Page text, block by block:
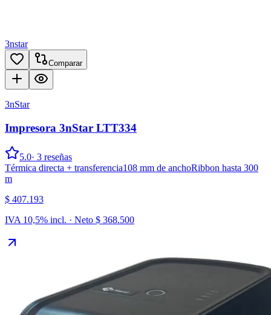
3nstar
Comparar
3nStar
Impresora 3nStar LTT334
5.0· 3 reseñas
Térmica directa + transferencia108 mm de anchoRibbon hasta 300
m
$ 407.193
IVA 10,5% incl. · Neto $ 368.500